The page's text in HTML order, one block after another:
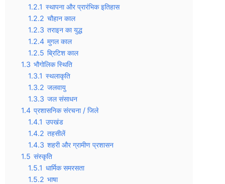
1.2.1 स्थापना और प्रारंभिक इतिहास
1.2.2 चौहान काल
1.2.3 तराइन का युद्ध
1.2.4 मुगल काल
1.2.5 ब्रिटिश काल
1.3 भौगोलिक स्थिति
1.3.1 स्थलाकृति
1.3.2 जलवायु
1.3.3 जल संसाधन
1.4 प्रशासनिक संरचना / जिले
1.4.1 उपखंड
1.4.2 तहसीलें
1.4.3 शहरी और ग्रामीण प्रशासन
1.5 संस्कृति
1.5.1 धार्मिक समरसता
1.5.2 भाषा